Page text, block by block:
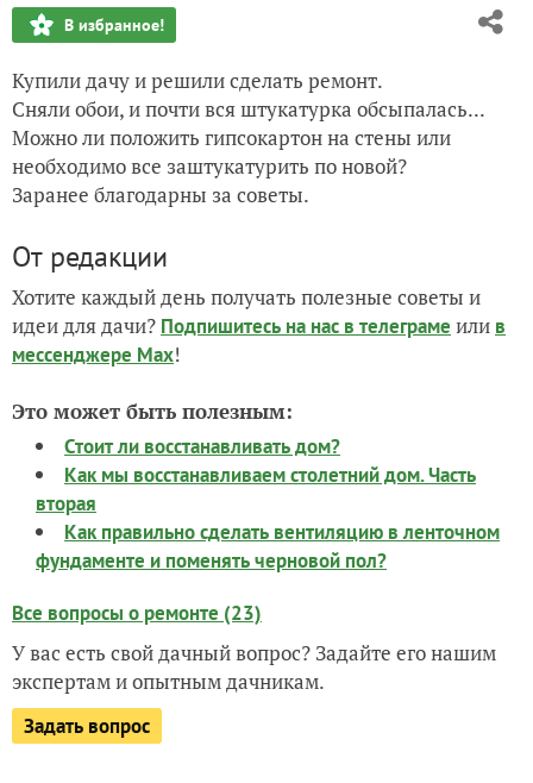
В избранное!
Купили дачу и решили сделать ремонт.
Сняли обои, и почти вся штукатурка обсыпалась...
Можно ли положить гипсокартон на стены или
необходимо все заштукатурить по новой?
Заранее благодарны за советы.
От редакции
Хотите каждый день получать полезные советы и
идеи для дачи? Подпишитесь на нас в телеграме или в
мессенджере Max!
Это может быть полезным:
Стоит ли восстанавливать дом?
Как мы восстанавливаем столетний дом. Часть
вторая
Как правильно сделать вентиляцию в ленточном
фундаменте и поменять черновой пол?
Все вопросы о ремонте (23)
У вас есть свой дачный вопрос? Задайте его нашим
экспертам и опытным дачникам.
Задать вопрос